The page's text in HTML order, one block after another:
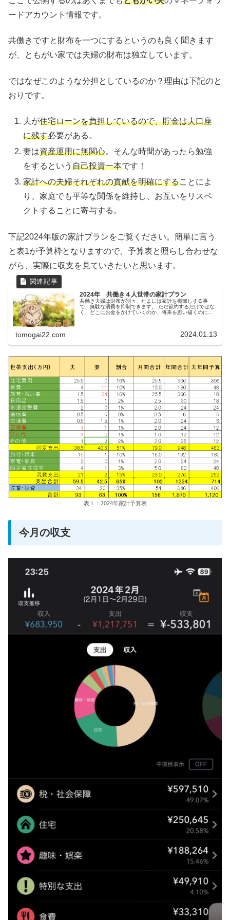
ードアカウント情報です。
共働きですと財布を一つにするというのも良く聞きます
が、ともがい家では夫婦の財布は独立しています。
ではなぜこのような分担としているのか？理由は下記のと
おりです。
夫が住宅ローンを負担しているので、貯金は夫口座
に残す必要がある。
妻は資産運用に無関心。そんな時間があったら勉強
をするという自己投資一本です！
家計への夫婦それぞれの貢献を明確にすることによ
り、家庭でも平等な関係を維持し、お互いをリスペ
クトすることに寄与する。
下記2024年版の家計プランをご覧ください。簡単に言う
と表1が予算枠となりますので、予算表と照らし合わせな
がら、実際に収支を見ていきたいと思います。
2024年 共働き４人世帯の家計プラン
共働き夫婦は財布が別々、たまには家計を棚卸しする事
で、無駄な消費を抑制できます。 ただ節約するだけではな
く、どこにお金をかけていくのか、将来を思い描くのにも
tomogai22.com 2024.01.13
表１：2024年家計予算表
今月の収支